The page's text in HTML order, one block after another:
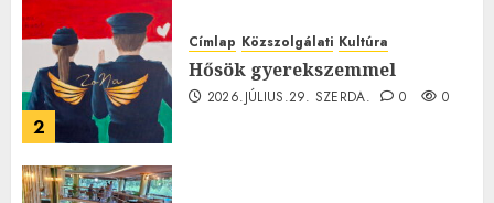
2
Címlap Közszolgálati Kultúra
Hősök gyerekszemmel
2026.JÚLIUS.29. SZERDA. 0 0